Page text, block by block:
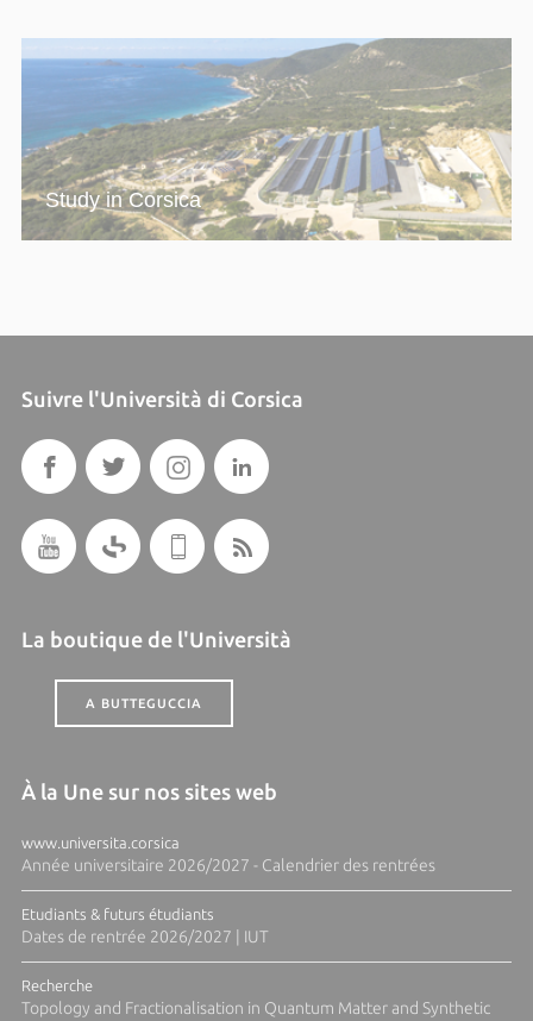
Study in Corsica
Suivre l'Università di Corsica
La boutique de l'Università
A BUTTEGUCCIA
À la Une sur nos sites web
www.universita.corsica
Année universitaire 2026/2027 - Calendrier des rentrées
Etudiants & futurs étudiants
Dates de rentrée 2026/2027 | IUT
Recherche
Topology and Fractionalisation in Quantum Matter and Synthetic